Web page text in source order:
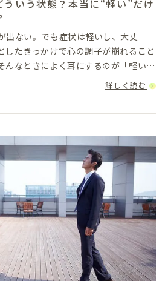
ういう状態？本当に“軽い”だけ
出ない。でも症状は軽いし、大丈
たきっかけで心の調子が崩れること
んなときによく耳にするのが「軽いう
詳しく読む